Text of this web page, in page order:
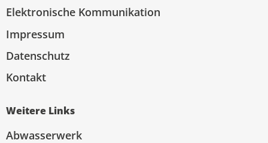
Elektronische Kommunikation
Impressum
Datenschutz
Kontakt
Weitere Links
Abwasserwerk